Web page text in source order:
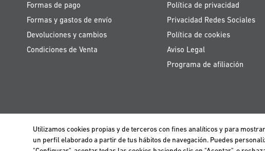
Utilizamos cookies propias y de terceros para realizar el análisis de la navegación
información clica
Formas de pago
Formas y gastos de envío
Devoluciones y cambios
Condiciones de Venta
Política de privacidad
Privacidad Redes Sociales
Política de cookies
Aviso Legal
Programa de afiliación
BELGIË / BELGIQUE
Utilizamos cookies propias y de terceros con fines analíticos y para
un perfil elaborado a partir de tus hábitos de navegación. Puedes